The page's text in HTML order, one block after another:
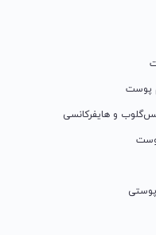
پوست
و هایفرکانسی